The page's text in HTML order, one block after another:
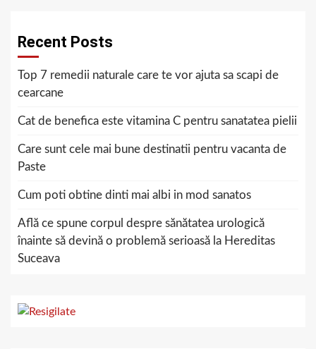
Recent Posts
Top 7 remedii naturale care te vor ajuta sa scapi de
cearcane
Cat de benefica este vitamina C pentru sanatatea pielii
Care sunt cele mai bune destinatii pentru vacanta de
Paste
Cum poti obtine dinti mai albi in mod sanatos
Află ce spune corpul despre sănătatea urologică
înainte să devină o problemă serioasă la Hereditas
Suceava